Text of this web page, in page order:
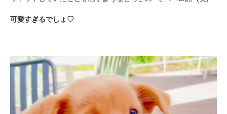
可愛すぎるでしょ♡
pecodogs
いぬ部をフォロー
pecocats
ねこ部をフォロー